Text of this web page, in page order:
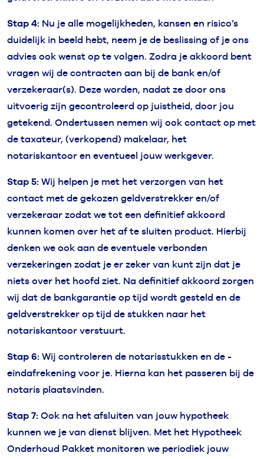
Stap 4: Nu je alle mogelijkheden, kansen en risico’s
duidelijk in beeld hebt, neem je de beslissing of je ons
advies ook wenst op te volgen. Zodra je akkoord bent
vragen wij de contracten aan bij de bank en/of
verzekeraar(s). Deze worden, nadat ze door ons
uitvoerig zijn gecontroleerd op juistheid, door jou
getekend. Ondertussen nemen wij ook contact op met
de taxateur, (verkopend) makelaar, het
notariskantoor en eventueel jouw werkgever.
Stap 5: Wij helpen je met het verzorgen van het
contact met de gekozen geldverstrekker en/of
verzekeraar zodat we tot een definitief akkoord
kunnen komen over het af te sluiten product. Hierbij
denken we ook aan de eventuele verbonden
verzekeringen zodat je er zeker van kunt zijn dat je
niets over het hoofd ziet. Na definitief akkoord zorgen
wij dat de bankgarantie op tijd wordt gesteld en de
geldverstrekker op tijd de stukken naar het
notariskantoor verstuurt.
Stap 6: Wij controleren de notarisstukken en de -
eindafrekening voor je. Hierna kan het passeren bij de
notaris plaatsvinden.
Stap 7: Ook na het afsluiten van jouw hypotheek
kunnen we je van dienst blijven. Met het Hypotheek
Onderhoud Pakket monitoren we periodiek jouw